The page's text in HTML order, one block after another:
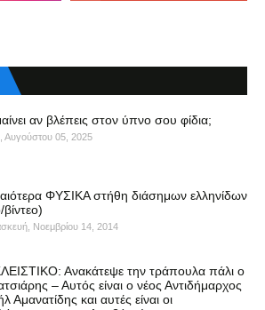
αν βλέπεις στον ύπνο σου φίδια;
Αυγούστου 05, 2025
ΦΥΣΙΚΑ στήθη διάσημων ελληνίδων
Νοεμβρίου 14, 2014
Ανακάτεψε την τράπουλα πάλι ο
– Αυτός είναι ο νέος Αντιδήμαρχος
Αμανατίδης και αυτές είναι οι